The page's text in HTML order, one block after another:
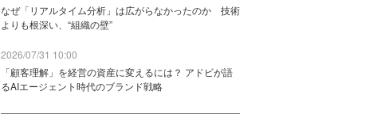
なぜ「リアルタイム分析」は広がらなかったのか 技術
よりも根深い、“組織の壁”
2026/07/31 10:00
「顧客理解」を経営の資産に変えるには？ アドビが語
るAIエージェント時代のブランド戦略